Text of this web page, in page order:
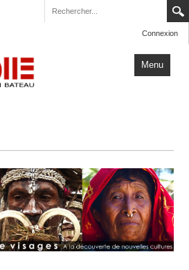
Connexion
Menu